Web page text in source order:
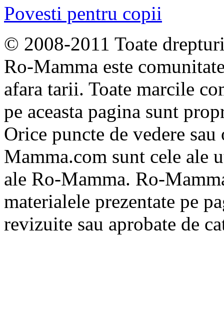
Povesti pentru copii
© 2008-2011 Toate
Ro-Mamma este
afara tarii. Toate marcile
pe aceasta pagina sunt
Orice puncte de vedere
Mamma.com sunt cele ale
ale Ro-Mamma. Ro-
materialele prezentate pe
revizuite sau aprobate de